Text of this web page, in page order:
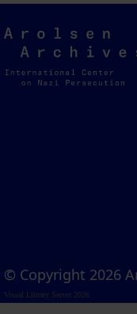
Arolsen
Archives
© Copyright 2026
Visual Library Server 2026